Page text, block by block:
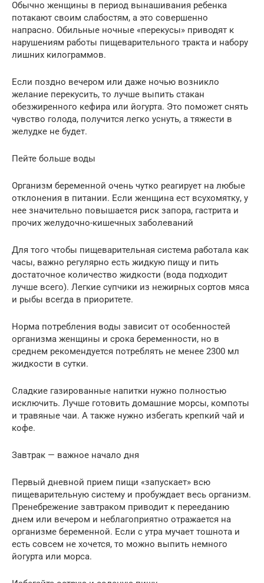
Обычно женщины в период вынашивания ребенка
потакают своим слабостям, а это совершенно
напрасно. Обильные ночные «перекусы» приводят к
нарушениям работы пищеварительного тракта и набору
лишних килограммов.
Если поздно вечером или даже ночью возникло
желание перекусить, то лучше выпить стакан
обезжиренного кефира или йогурта. Это поможет снять
чувство голода, получится легко уснуть, а тяжести в
желудке не будет.
Пейте больше воды
Организм беременной очень чутко реагирует на любые
отклонения в питании. Если женщина ест всухомятку, у
нее значительно повышается риск запора, гастрита и
прочих желудочно-кишечных заболеваний
Для того чтобы пищеварительная система работала как
часы, важно регулярно есть жидкую пищу и пить
достаточное количество жидкости (вода подходит
лучше всего). Легкие супчики из нежирных сортов мяса
и рыбы всегда в приоритете.
Норма потребления воды зависит от особенностей
организма женщины и срока беременности, но в
среднем рекомендуется потреблять не менее 2300 мл
жидкости в сутки.
Сладкие газированные напитки нужно полностью
исключить. Лучше готовить домашние морсы, компоты
и травяные чаи. А также нужно избегать крепкий чай и
кофе.
Завтрак — важное начало дня
Первый дневной прием пищи «запускает» всю
пищеварительную систему и пробуждает весь организм.
Пренебрежение завтраком приводит к перееданию
днем или вечером и неблагоприятно отражается на
организме беременной. Если с утра мучает тошнота и
есть совсем не хочется, то можно выпить немного
йогурта или морса.